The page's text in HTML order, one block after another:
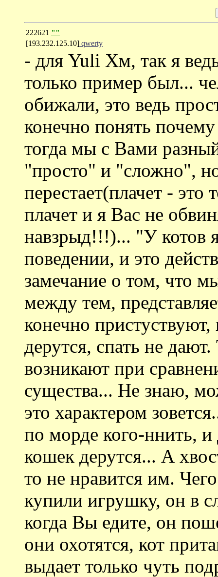
222621 ""
[193.232.125.10] qwerty
- для Yuli Хм, так я
только пример был...
обижали, это ведь
конечно понять
тогда мы с Вами
"просто" и "сложно", но
перестает(плачет -
плачет и я Вас не
навзрыд!!!)... "У котов
поведении, и это
замечание о том, что
между тем,
конечно
дерутся, спать не
возникают при
существа... Не знаю,
это характером
по морде кого-ннить,
кошек дерутся... А
то не нравится им.
купили игрушку, он в
когда Вы едите, он
они охотятся, кот
выдает только чуть